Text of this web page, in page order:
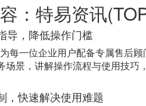
： 特易资讯
导，降低操作门槛
每一位企业用户配备专属售后
场景，讲解操作流程与使用技
，快速解决使用难题